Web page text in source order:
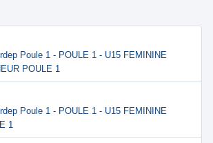
Poule 1 - POULE 1 - U15 FEMININE
POULE 1
Poule 1 - POULE 1 - U15 FEMININE
1